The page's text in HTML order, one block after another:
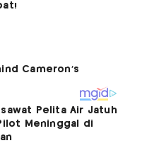
Pelita Air Jatuh
Meninggal di